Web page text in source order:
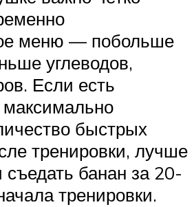
меню — побольше
углеводов,
Если есть
быстрых
тренировки, лучше
съедать банан за 20-
тренировки.